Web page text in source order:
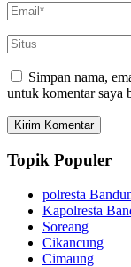
Simpan nama,
untuk komentar saya
Topik Populer
polresta
Kapolresta
Soreang
Cikancung
Cimaung